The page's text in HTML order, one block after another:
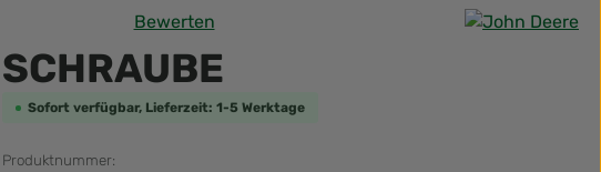
Bewerten
SCHRAUBE
Sofort verfügbar, Lieferzeit: 1-5 Werktage
Produktnummer: